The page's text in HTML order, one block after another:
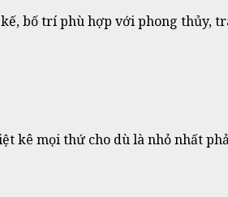
bố trí phù hợp với phong thủy,
kê mọi thứ cho dù là nhỏ nhất